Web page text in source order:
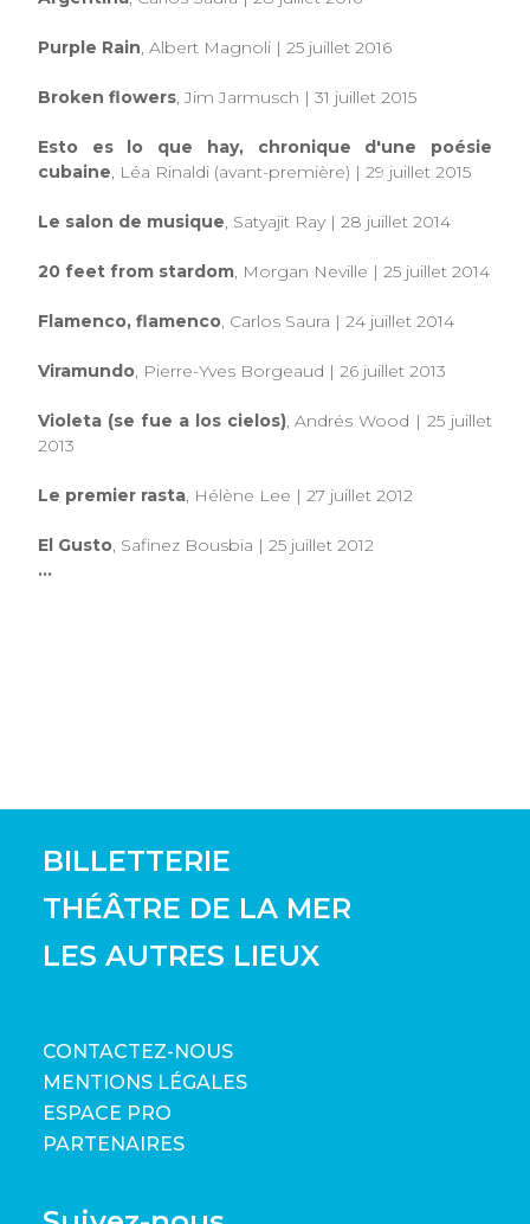
Purple Rain, Albert Magnoli | 25 juillet 2016
Broken flowers, Jim Jarmusch | 31 juillet 2015
Esto es lo que hay, chronique d'une poésie
cubaine, Léa Rinaldi (avant-première) | 29 juillet 2015
Le salon de musique, Satyajit Ray | 28 juillet 2014
20 feet from stardom, Morgan Neville | 25 juillet 2014
Flamenco, flamenco, Carlos Saura | 24 juillet 2014
Viramundo, Pierre-Yves Borgeaud | 26 juillet 2013
Violeta (se fue a los cielos), Andrés Wood | 25 juillet
2013
Le premier rasta, Hélène Lee | 27 juillet 2012
El Gusto, Safinez Bousbia | 25 juillet 2012
...
BILLETTERIE
THÉÂTRE DE LA MER
LES AUTRES LIEUX
CONTACTEZ-NOUS
MENTIONS LÉGALES
ESPACE PRO
PARTENAIRES